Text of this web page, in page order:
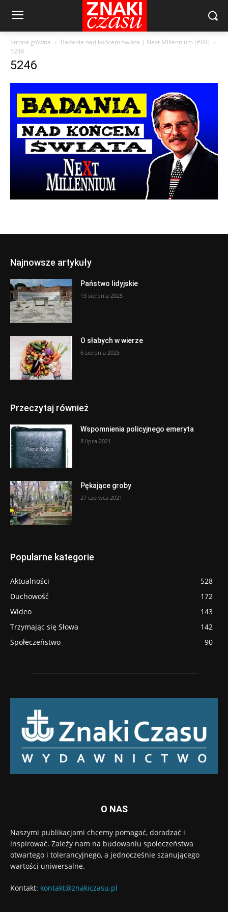
Strona główna
Badania nad końcem świata | Next Millennium [#09]
5246
5246
Najnowsze artykuły
Państwo lidyjskie
13 sierpnia 2025
O słabych w wierze
6 sierpnia 2025
Przeczytaj również
Wspomnienia policyjnego emeryta
8 lipca 2021
Pękające groby
27 czerwca 2021
Popularne kategorie
Aktualności
528
Duchowość
172
Wideo
143
Trzymając się Słowa
142
Społeczeństwo
90
O NAS
Naszymi publikacjami chcemy pomagać, doradzać i
inspirować. Zależy nam na budowaniu społeczeństwa
otwartego i tolerancyjnego, a jednocześnie szanującego
wartości uniwersalne.
Kontakt: kontakt@znakiczasu.pl